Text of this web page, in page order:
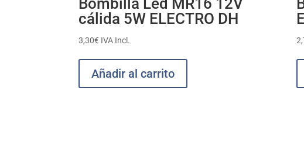
Bombilla Led MR16 12V
cálida 5W ELECTRO DH
3,30€ IVA Incl.
Añadir al carrito